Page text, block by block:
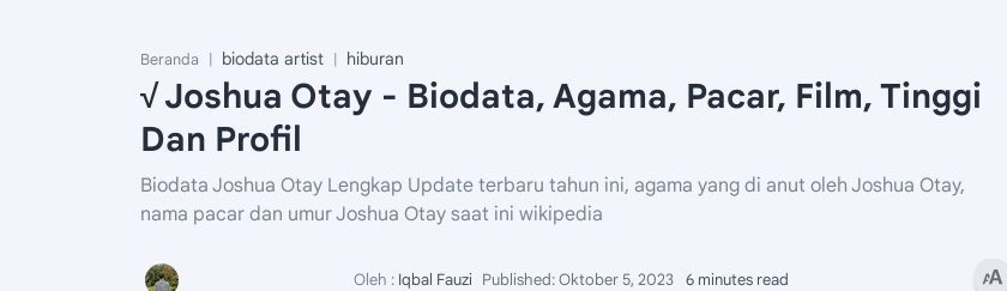
Beranda biodata artist hiburan
√ Joshua Otay - Biodata, Agama, Pacar, Film, Tinggi
Dan Profil
Biodata Joshua Otay Lengkap Update terbaru tahun ini, agama yang di anut oleh Joshua Otay,
nama pacar dan umur Joshua Otay saat ini wikipedia
6 minutes read